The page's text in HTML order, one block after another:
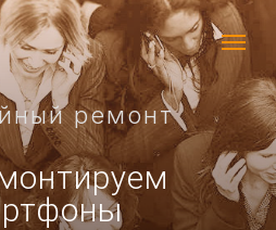
ремонт